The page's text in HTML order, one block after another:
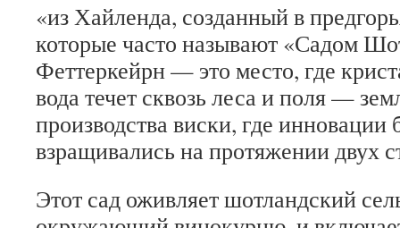
«из Хайленда, созданный в
которые часто называют «Садом
Феттеркейрн — это место, где
вода течет сквозь леса и поля —
производства виски, где инновации
взращивались на протяжении двух
Этот сад оживляет шотландский